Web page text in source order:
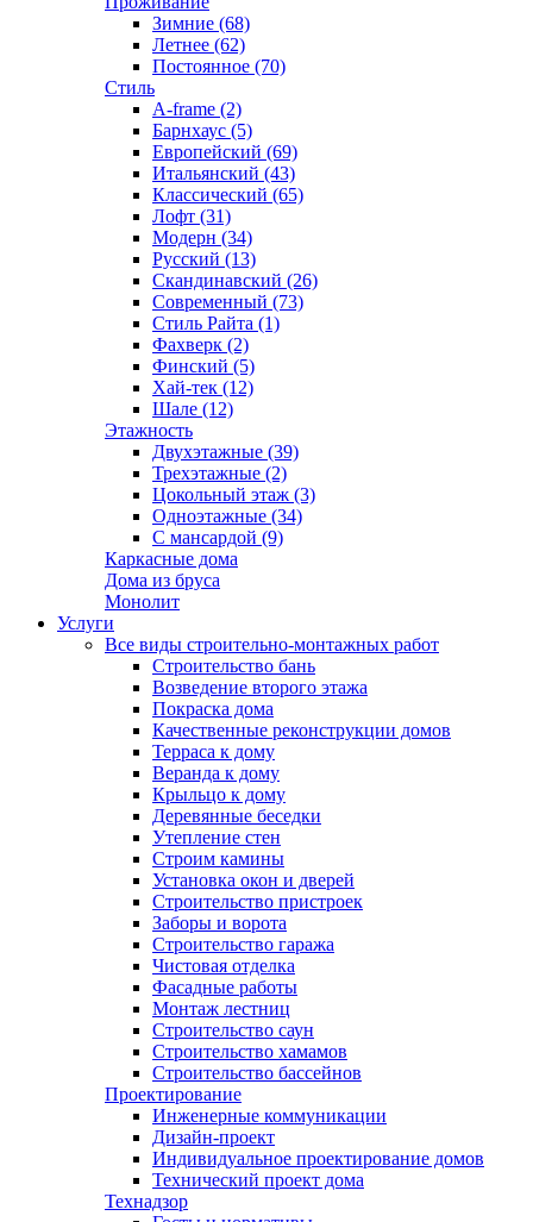
Зимние (68)
Летнее (62)
Постоянное (70)
Стиль
A-frame (2)
Барнхаус (5)
Европейский (69)
Итальянский (43)
Классический (65)
Лофт (31)
Модерн (34)
Русский (13)
Скандинавский (26)
Современный (73)
Стиль Райта (1)
Фахверк (2)
Финский (5)
Хай-тек (12)
Шале (12)
Этажность
Двухэтажные (39)
Трехэтажные (2)
Цокольный этаж (3)
Одноэтажные (34)
С мансардой (9)
Каркасные дома
Дома из бруса
Монолит
Услуги
Все виды строительно-монтажных работ
Строительство бань
Возведение второго этажа
Покраска дома
Качественные реконструкции домов
Терраса к дому
Веранда к дому
Крыльцо к дому
Деревянные беседки
Утепление стен
Строим камины
Установка окон и дверей
Строительство пристроек
Заборы и ворота
Строительство гаража
Чистовая отделка
Фасадные работы
Монтаж лестниц
Строительство саун
Строительство хамамов
Строительство бассейнов
Проектирование
Инженерные коммуникации
Дизайн-проект
Индивидуальное проектирование домов
Технический проект дома
Технадзор